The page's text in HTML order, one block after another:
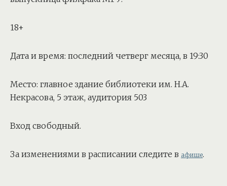
18+
Дата и время: последний четверг месяца, в 19:30
Место: главное здание библиотеки им. Н.А.
Некрасова, 5 этаж, аудитория 503
Вход свободный.
За изменениями в расписании следите в афише.